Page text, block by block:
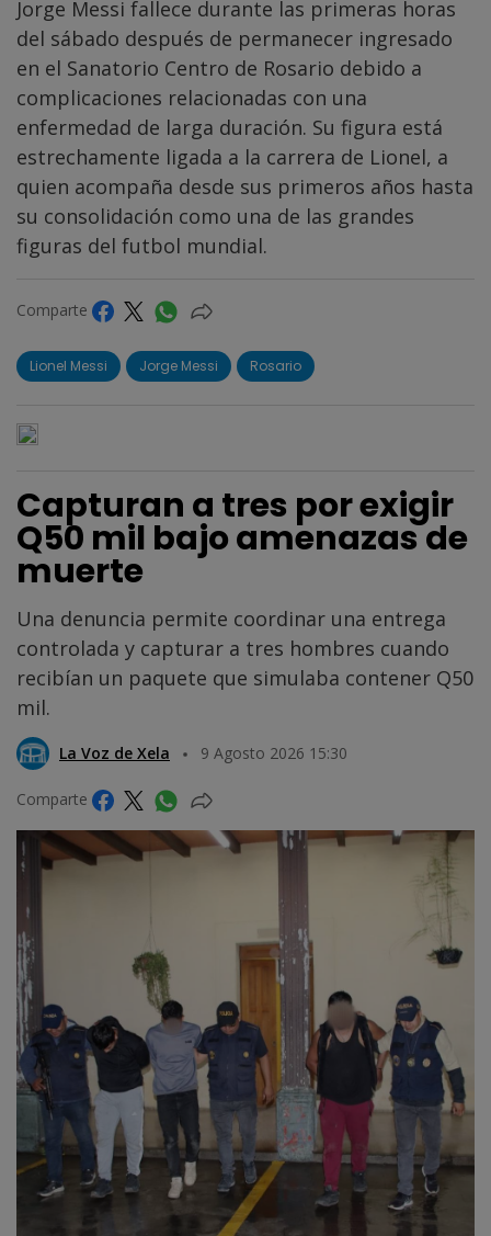
Jorge Messi fallece durante las primeras horas
del sábado después de permanecer ingresado
en el Sanatorio Centro de Rosario debido a
complicaciones relacionadas con una
enfermedad de larga duración. Su figura está
estrechamente ligada a la carrera de Lionel, a
quien acompaña desde sus primeros años hasta
su consolidación como una de las grandes
figuras del futbol mundial.
Comparte
Lionel Messi Jorge Messi Rosario
Capturan a tres por exigir
Q50 mil bajo amenazas de
muerte
Una denuncia permite coordinar una entrega
controlada y capturar a tres hombres cuando
recibían un paquete que simulaba contener Q50
mil.
La Voz de Xela 9 Agosto 2026 15:30
Comparte